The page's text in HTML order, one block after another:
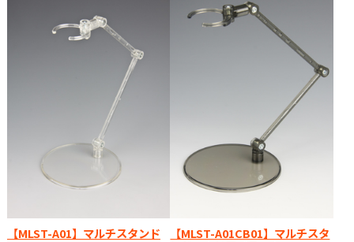
【MLST-A01】マルチスタンド
【MLST-A01CB01】マルチスタ